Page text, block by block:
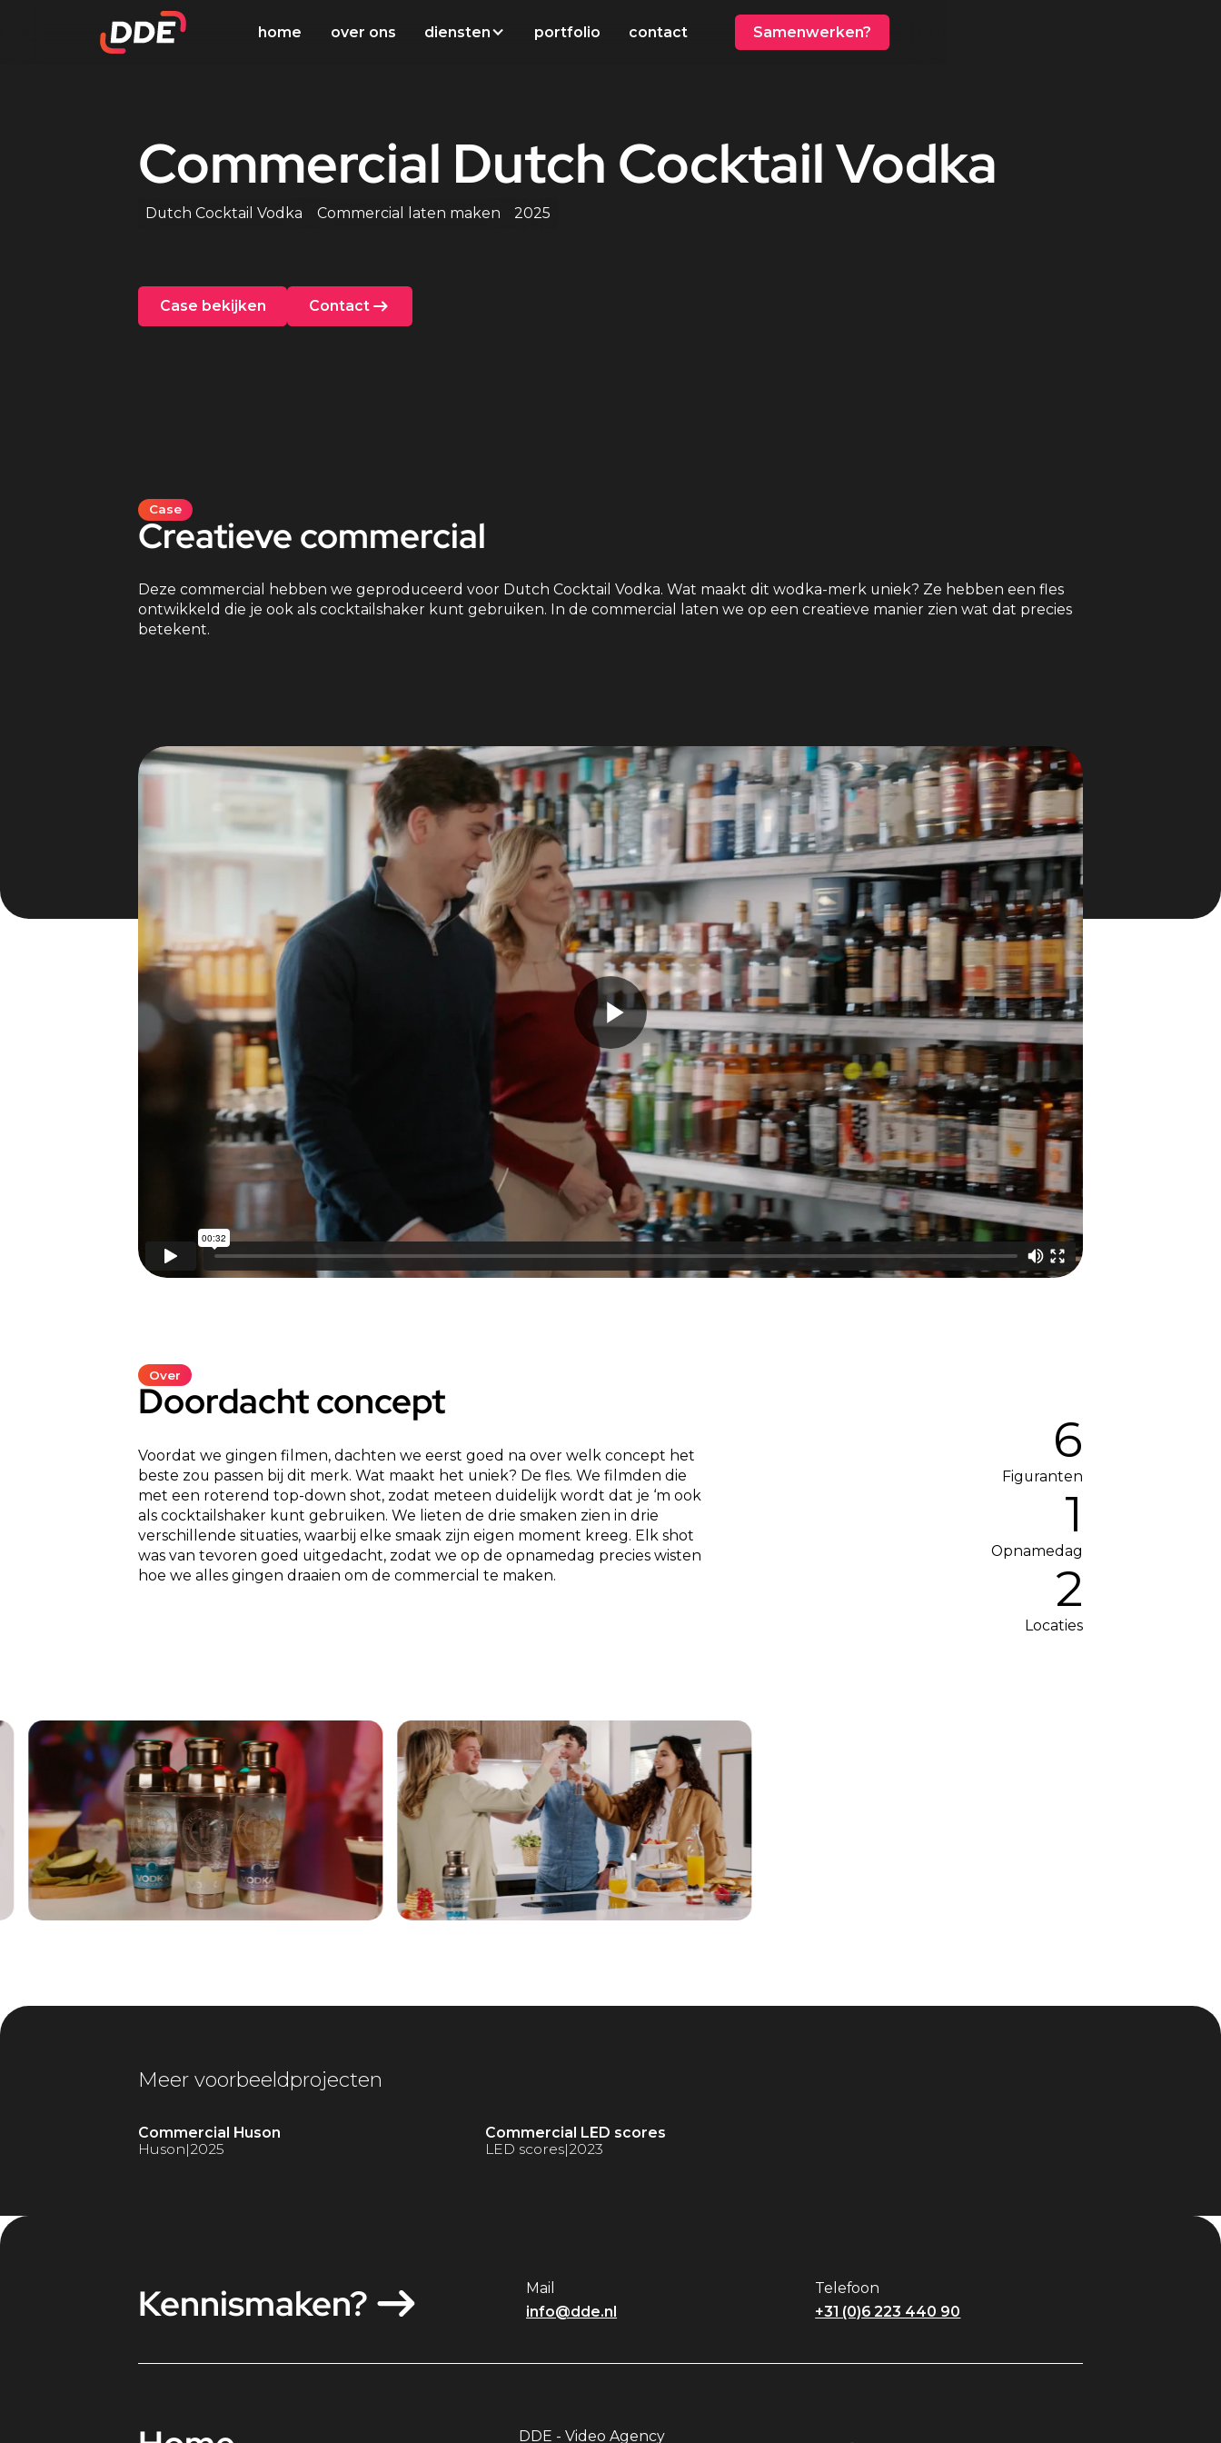
home over ons diensten portfolio contact Samenwerken?
Commercial Dutch CocktailVodka
Dutch Cocktail Vodka Commercial laten maken 2025
Case bekijken Contact
Case
Creatieve commercial
Deze commercial hebben we geproduceerd voor Dutch Cocktail Vodka. Wat maakt dit wodka-merk uniek? Ze hebben een fles
ontwikkeld die je ook als cocktailshaker kunt gebruiken. In de commercial laten we op een creatieve manier zien wat dat precies
betekent.
Over
Doordacht concept
Voordat we gingen filmen, dachten we eerst goed na over welk concept het
beste zou passen bij dit merk. Wat maakt het uniek? De fles. We filmden die
met een roterend top-down shot, zodat meteen duidelijk wordt dat je ‘m ook
als cocktailshaker kunt gebruiken. We lieten de drie smaken zien in drie
verschillende situaties, waarbij elke smaak zijn eigen moment kreeg. Elk shot
was van tevoren goed uitgedacht, zodat we op de opnamedag precies wisten
hoe we alles gingen draaien om de commercial te maken.
6
Figuranten
1
Opnamedag
2
Locaties
Meer voorbeeldprojecten
Commercial Huson
Huson|2025
Commercial LED scores
LED scores|2023
Kennismaken?
Mail
info@dde.nl
Telefoon
+31 (0)6 223 440 90
DDE - Video Agency